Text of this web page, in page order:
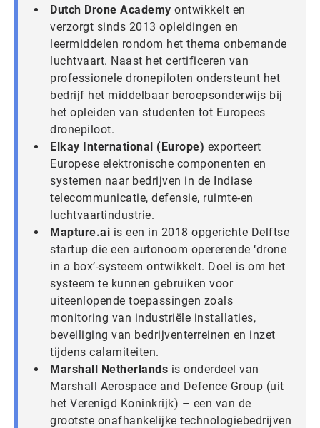
Dutch Drone Academy ontwikkelt en
verzorgt sinds 2013 opleidingen en
leermiddelen rondom het thema onbemande
luchtvaart. Naast het certificeren van
professionele dronepiloten ondersteunt het
bedrijf het middelbaar beroepsonderwijs bij
het opleiden van studenten tot Europees
dronepiloot.
Elkay International (Europe) exporteert
Europese elektronische componenten en
systemen naar bedrijven in de Indiase
telecommunicatie, defensie, ruimte-en
luchtvaartindustrie.
Mapture.ai is een in 2018 opgerichte Delftse
startup die een autonoom opererende ‘drone
in a box’-systeem ontwikkelt. Doel is om het
systeem te kunnen gebruiken voor
uiteenlopende toepassingen zoals
monitoring van industriële installaties,
beveiliging van bedrijventerreinen en inzet
tijdens calamiteiten.
Marshall Netherlands is onderdeel van
Marshall Aerospace and Defence Group (uit
het Verenigd Koninkrijk) – een van de
grootste onafhankelijke technologiebedrijven